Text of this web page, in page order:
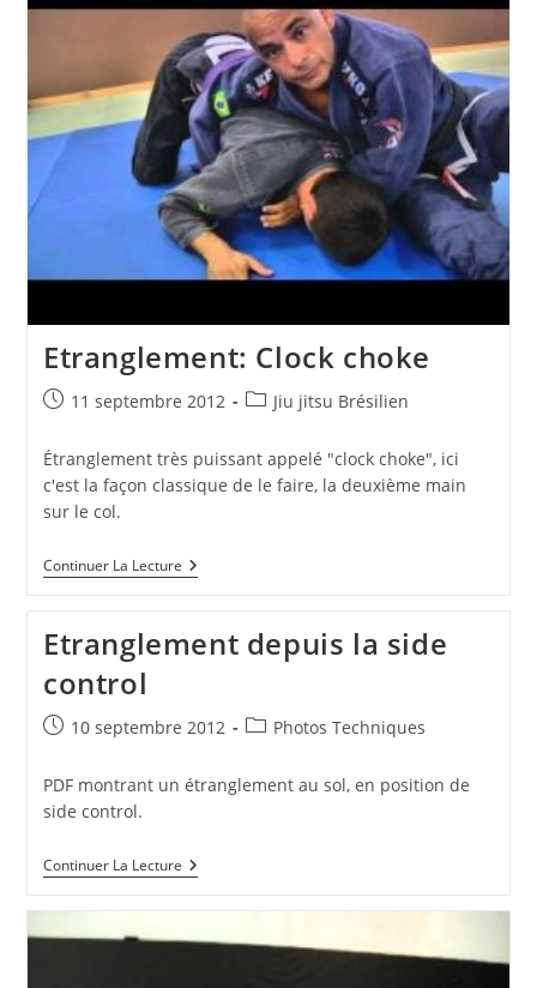
La
Tortue
Etranglement: Clock choke
Publication
11 septembre 2012
PostJiu jitsu Brésilien
Étranglement très puissant appelé "clock choke", ici
c'est la façon classique de le faire, la deuxième main
sur le col.
Continuer La LectureEtranglement:
Clock
Etranglement depuis la side
control
Publication
10 septembre 2012
PostPhotos Techniques
PDF montrant un étranglement au sol, en position de
side control.
Continuer La LectureEtranglement
Depuis
Control